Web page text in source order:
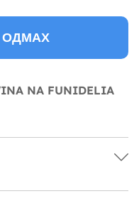
ОДМАХ
NA FUNIDELIA